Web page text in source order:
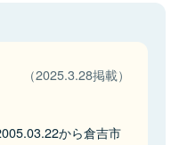
（2025.3.28掲載）
から倉吉市